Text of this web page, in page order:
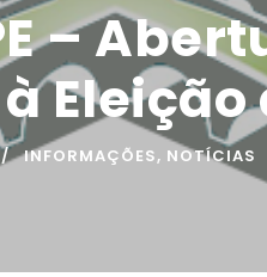
–
Eleição
INFORMAÇÕES, NOTÍCIAS